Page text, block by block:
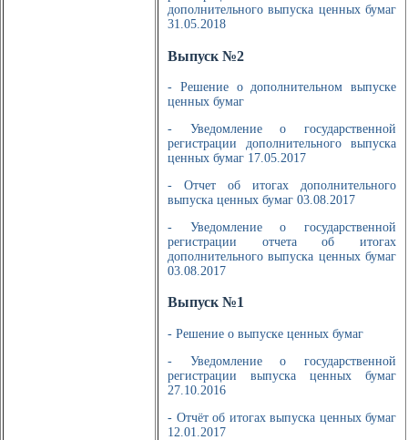
дополнительного выпуска ценных бумаг
31.05.2018
Выпуск №2
- Решение о дополнительном выпуске
ценных бумаг
- Уведомление о государственной
регистрации дополнительного выпуска
ценных бумаг 17.05.2017
- Отчет об итогах дополнительного
выпуска ценных бумаг 03.08.2017
- Уведомление о государственной
регистрации отчета об итогах
дополнительного выпуска ценных бумаг
03.08.2017
Выпуск №1
- Решение о выпуске ценных бумаг
- Уведомление о государственной
регистрации выпуска ценных бумаг
27.10.2016
- Отчёт об итогах выпуска ценных бумаг
12.01.2017